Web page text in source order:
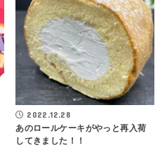
2022.12.28
あのロールケーキがやっと再入荷
してきました！！